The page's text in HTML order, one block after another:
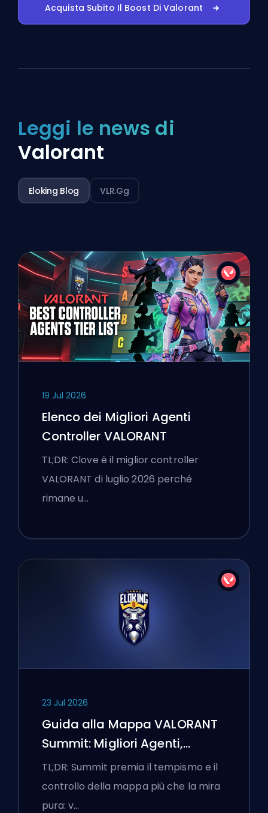
Acquista Subito Il Boost Di Valorant
Leggi le news di
Valorant
Eloking Blog VLR.gg
19 Jul 2026
Elenco dei Migliori Agenti
Controller VALORANT
TL;DR: Clove è il miglior controller
VALORANT di luglio 2026 perché
rimane u…
23 Jul 2026
Guida alla Mappa VALORANT
Summit: Migliori Agenti,
Chiamate e Fumogeni
TL;DR: Summit premia il tempismo e il
controllo della mappa più che la mira
pura: v…